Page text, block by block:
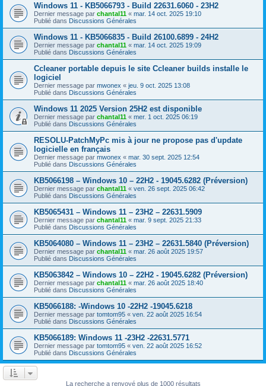
Windows 11 - KB5066793 - Build 22631.6060 - 23H2
Dernier message par chantal11 « mar. 14 oct. 2025 19:10
Publié dans Discussions Générales
Windows 11 - KB5066835 - Build 26100.6899 - 24H2
Dernier message par chantal11 « mar. 14 oct. 2025 19:09
Publié dans Discussions Générales
Ccleaner portable depuis le site Ccleaner builds installe le
logiciel
Dernier message par mwonex « jeu. 9 oct. 2025 13:08
Publié dans Discussions Générales
Windows 11 2025 Version 25H2 est disponible
Dernier message par chantal11 « mer. 1 oct. 2025 06:19
Publié dans Discussions Générales
RESOLU-PatchMyPc mis à jour ne propose pas d'update
logicielle en français
Dernier message par mwonex « mar. 30 sept. 2025 12:54
Publié dans Discussions Générales
KB5066198 – Windows 10 – 22H2 - 19045.6282 (Préversion)
Dernier message par chantal11 « ven. 26 sept. 2025 06:42
Publié dans Discussions Générales
KB5065431 – Windows 11 – 23H2 – 22631.5909
Dernier message par chantal11 « mar. 9 sept. 2025 21:33
Publié dans Discussions Générales
KB5064080 – Windows 11 – 23H2 – 22631.5840 (Préversion)
Dernier message par chantal11 « mar. 26 août 2025 19:57
Publié dans Discussions Générales
KB5063842 – Windows 10 – 22H2 - 19045.6282 (Préversion)
Dernier message par chantal11 « mar. 26 août 2025 18:40
Publié dans Discussions Générales
KB5066188: -Windows 10 -22H2 -19045.6218
Dernier message par tomtom95 « ven. 22 août 2025 16:54
Publié dans Discussions Générales
KB5066189: Windows 11 -23H2 -22631.5771
Dernier message par tomtom95 « ven. 22 août 2025 16:52
Publié dans Discussions Générales
La recherche a renvoyé plus de 1000 résultats